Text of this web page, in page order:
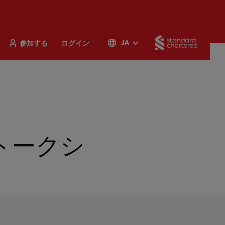
参加する ログイン JA
ークシ